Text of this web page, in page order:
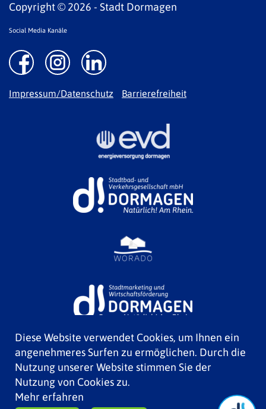
Diese Website verwendet Cookies, um Ihnen ein
angenehmeres Surfen zu ermöglichen. Durch die
Nutzung unserer Website stimmen Sie der
Nutzung von Cookies zu.
Mehr erfahren
Copyright © 2026 - Stadt Dormagen
Social Media Kanäle
Impressum/Datenschutz Barrierefreiheit